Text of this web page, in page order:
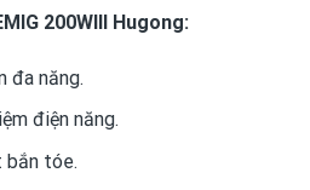
200WIII Hugong:
đa năng.
điện năng.
bắn tóe.